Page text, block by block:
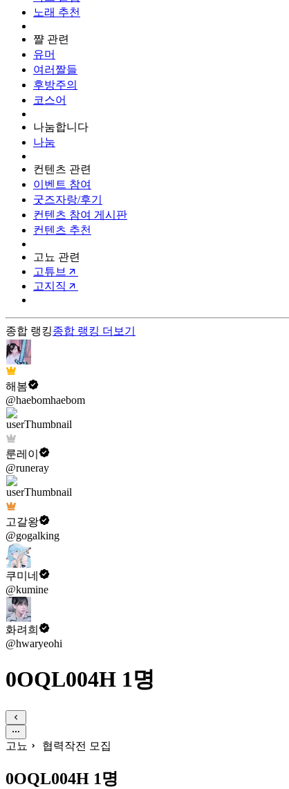
노래 추천
쨜 관련
유머
여러짤들
후방주의
코스어
나눔합니다
나눔
컨텐츠 관련
이벤트 참여
굿즈자랑/후기
컨텐츠 참여 게시판
컨텐츠 추천
고뇨 관련
고튜브
고지직
종합 랭킹종합 랭킹 더보기
해봄
@haebomhaebom
룬레이
@runeray
고갈왕
@gogalking
쿠미네
@kumine
화려희
@hwaryeohi
0OQL004H 1명
고뇨 협력작전 모집
0OQL004H 1명